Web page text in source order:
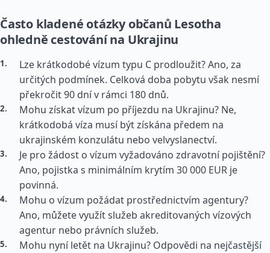
Často kladené otázky občanů Lesotha
ohledně cestování na Ukrajinu
Lze krátkodobé vízum typu C prodloužit? Ano, za
určitých podmínek. Celková doba pobytu však nesmí
překročit 90 dní v rámci 180 dnů.
Mohu získat vízum po příjezdu na Ukrajinu? Ne,
krátkodobá víza musí být získána předem na
ukrajinském konzulátu nebo velvyslanectví.
Je pro žádost o vízum vyžadováno zdravotní pojištění?
Ano, pojistka s minimálním krytím 30 000 EUR je
povinná.
Mohu o vízum požádat prostřednictvím agentury?
Ano, můžete využít služeb akreditovaných vízových
agentur nebo právních služeb.
Mohu nyní letět na Ukrajinu? Odpovědi na nejčastější